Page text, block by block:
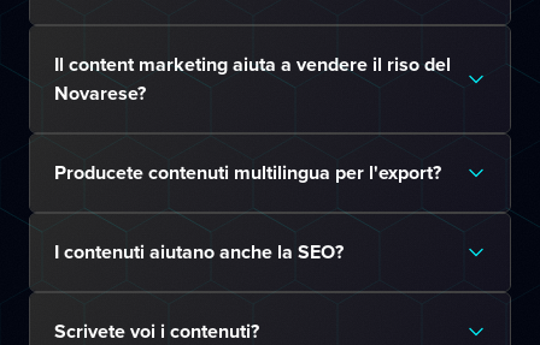
Il content marketing aiuta a vendere il riso del
Novarese?
Producete contenuti multilingua per l'export?
I contenuti aiutano anche la SEO?
Scrivete voi i contenuti?